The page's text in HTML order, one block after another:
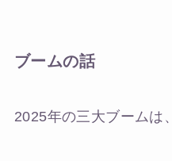
ブームの話
2025年の三大ブームは、